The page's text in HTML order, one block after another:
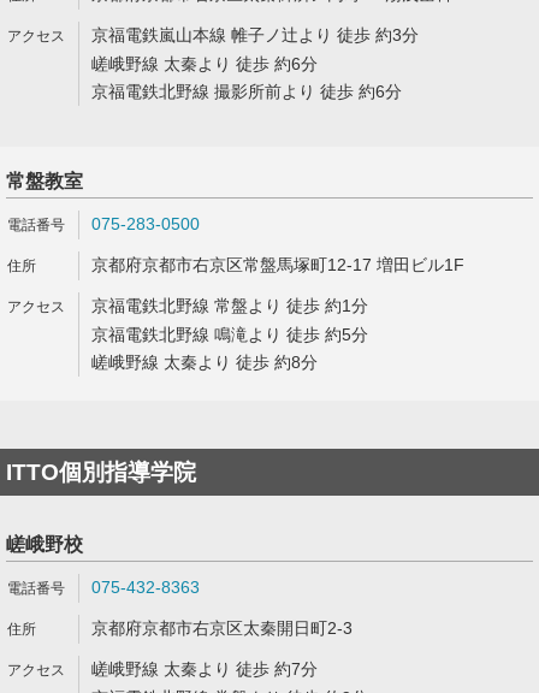
京福電鉄嵐山本線 帷子ノ辻より 徒歩 約3分
嵯峨野線 太秦より 徒歩 約6分
京福電鉄北野線 撮影所前より 徒歩 約6分
常盤教室
075-283-0500
京都府京都市右京区常盤馬塚町12-17 増田ビル1F
京福電鉄北野線 常盤より 徒歩 約1分
京福電鉄北野線 鳴滝より 徒歩 約5分
嵯峨野線 太秦より 徒歩 約8分
ITTO個別指導学院
嵯峨野校
075-432-8363
京都府京都市右京区太秦開日町2-3
嵯峨野線 太秦より 徒歩 約7分